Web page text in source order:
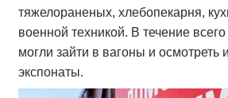
тяжелораненых, хлебопекарня,
военной техникой. В течение
могли зайти в вагоны и осмотреть
экспонаты.